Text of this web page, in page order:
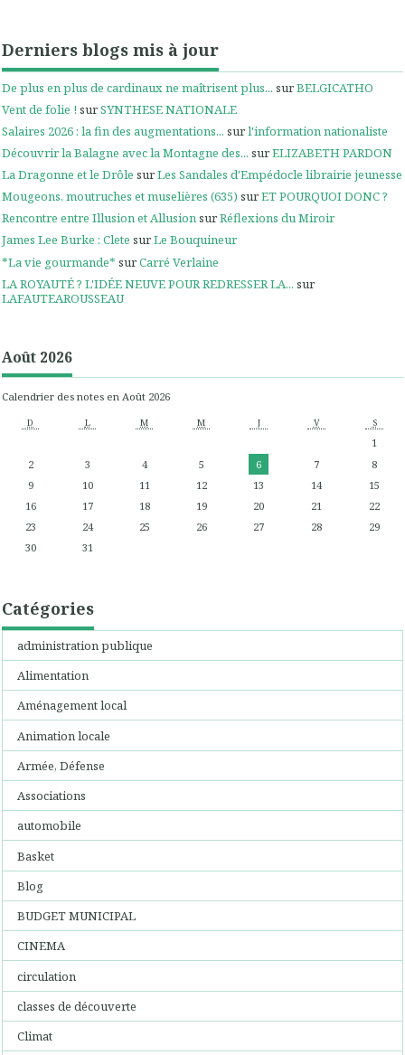
Derniers blogs mis à jour
De plus en plus de cardinaux ne maîtrisent plus... surBELGICATHO
Vent de folie ! surSYNTHESE NATIONALE
Salaires 2026 : la fin des augmentations... surl'information nationaliste
Découvrir la Balagne avec la Montagne des... surELIZABETH PARDON
La Dragonne et le Drôle surLes Sandales d'Empédocle librairie jeunesse
Mougeons, moutruches et muselières (635) surET POURQUOI DONC ?
Rencontre entre Illusion et AllusionsurRéflexions du Miroir
James Lee Burke : Clete surLe Bouquineur
*La vie gourmande* surCarré Verlaine
LA ROYAUTÉ ? L'IDÉE NEUVE POUR REDRESSER LA... sur
LAFAUTEAROUSSEAU
Août 2026
Calendrier des notes en Août 2026
D L M M J V S
1
2
3 4 5 6 7
8
9
10 11 12 13 14
15
16
17 18 19 20 21
22
23
24 25 26 27 28
29
30
31
Catégories
administration publique
Alimentation
Aménagement local
Animation locale
Armée, Défense
Associations
automobile
Basket
Blog
BUDGET MUNICIPAL
CINEMA
circulation
classes de découverte
Climat